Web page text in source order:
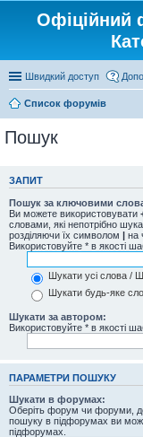
Офіційний
Швидкий доступ
Список форумів
Пошук
ЗАПИТ
Пошук за ключовими
Ви можете використовувати
словами, які непотрібно
розділяючи їх символом | на
Використовуйте * в якості
Шукати усі слова /
Шукати будь-яке
Шукати за автором:
Використовуйте * в якості
ПАРАМЕТРИ ПОШУКУ
Шукати в форумах:
Оберіть форум чи форуми,
пошуку в підфорумах ви
підфорумах.